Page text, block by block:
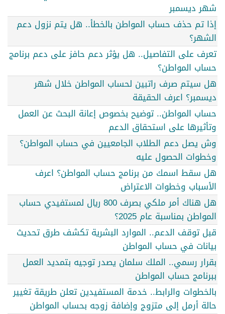
شهر ديسمبر
إذا تم حذف حساب المواطن بالخطأ.. هل يتم نزول دعم
الشهر؟
تعرف على التفاصيل.. هل يؤثر دعم حافز على دعم برنامج
حساب المواطن؟
هل سيتم صرف راتبين لحساب المواطن خلال شهر
ديسمبر؟ اعرف الحقيقة
حساب المواطن.. توضيح بخصوص إعانة البحث عن العمل
وتأثيرها على استحقاق الدعم
وش يصل دعم الطلاب الجامعيين في حساب المواطن؟
وخطوات الحصول عليه
هل سقط اسمك من برنامج حساب المواطن؟ اعرف
الأسباب وخطوات الاعتراض
هل هناك أمر ملكي بصرف 800 ريال لمستفيدي حساب
المواطن بمناسبة عام 2025؟
قبل توقف الدعم.. الموارد البشرية تكشف طرق تحديث
بيانات في حساب المواطن
بقرار رسمي.. الملك سلمان يصدر توجيه بتمديد العمل
ببرنامج حساب المواطن
بالخطوات والرابط.. خدمة المستفيدين تعلن طريقة تغيير
حالة أرمل إلى متزوج وإضافة زوجه بحساب المواطن